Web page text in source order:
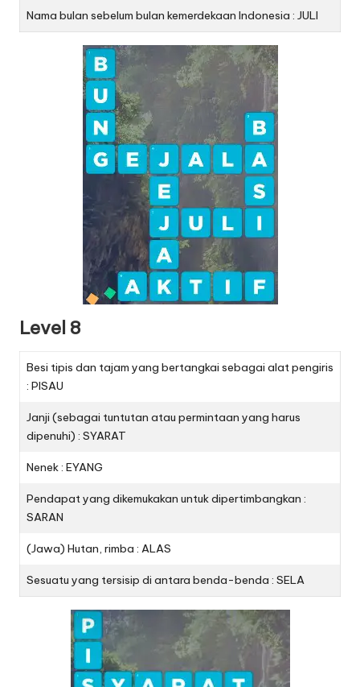
Nama bulan sebelum bulan kemerdekaan Indonesia : JULI
Level 8
Besi tipis dan tajam yang bertangkai sebagai alat pengiris
: PISAU
Janji (sebagai tuntutan atau permintaan yang harus
dipenuhi) : SYARAT
Nenek : EYANG
Pendapat yang dikemukakan untuk dipertimbangkan :
SARAN
(Jawa) Hutan, rimba : ALAS
Sesuatu yang tersisip di antara benda-benda : SELA